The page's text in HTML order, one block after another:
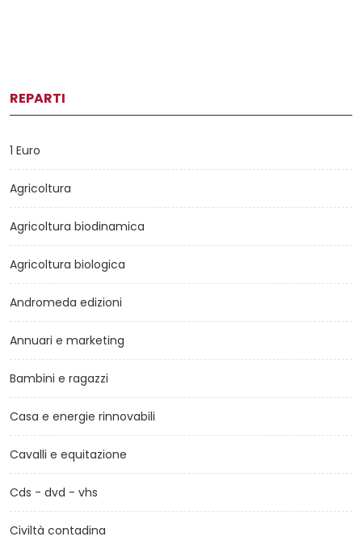
REPARTI
1 Euro
Agricoltura
Agricoltura biodinamica
Agricoltura biologica
Andromeda edizioni
Annuari e marketing
Bambini e ragazzi
Casa e energie rinnovabili
Cavalli e equitazione
Cds - dvd - vhs
Civiltà contadina